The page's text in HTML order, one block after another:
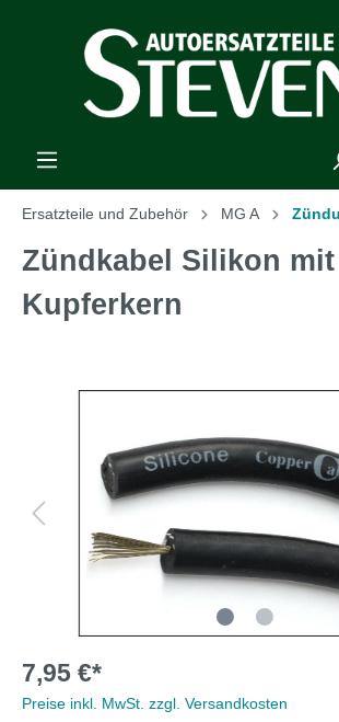
Ersatzteile und Zubehör MG A
Zündkabel Silikon mit
Kupferkern
7,95 €*
Preise inkl. MwSt. zzgl. Versandkosten